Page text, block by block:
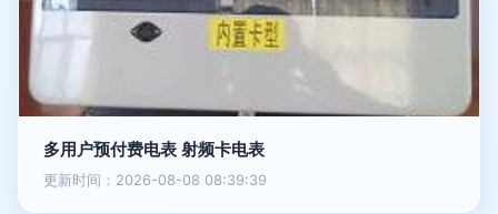
多用户预付费电表 射频卡电表
更新时间：2026-08-08 08:39:39